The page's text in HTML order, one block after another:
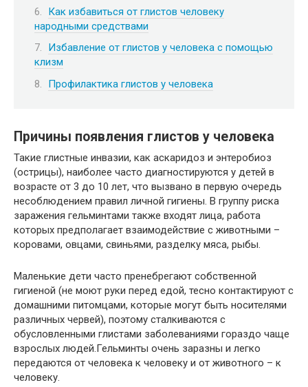
Как избавиться от глистов человеку
народными средствами
Избавление от глистов у человека с помощью
клизм
Профилактика глистов у человека
Причины появления глистов у человека
Такие глистные инвазии, как аскаридоз и энтеробиоз
(острицы), наиболее часто диагностируются у детей в
возрасте от 3 до 10 лет, что вызвано в первую очередь
несоблюдением правил личной гигиены. В группу риска
заражения гельминтами также входят лица, работа
которых предполагает взаимодействие с животными –
коровами, овцами, свиньями, разделку мяса, рыбы.
Маленькие дети часто пренебрегают собственной
гигиеной (не моют руки перед едой, тесно контактируют с
домашними питомцами, которые могут быть носителями
различных червей), поэтому сталкиваются с
обусловленными глистами заболеваниями гораздо чаще
взрослых людей.Гельминты очень заразны и легко
передаются от человека к человеку и от животного – к
человеку.